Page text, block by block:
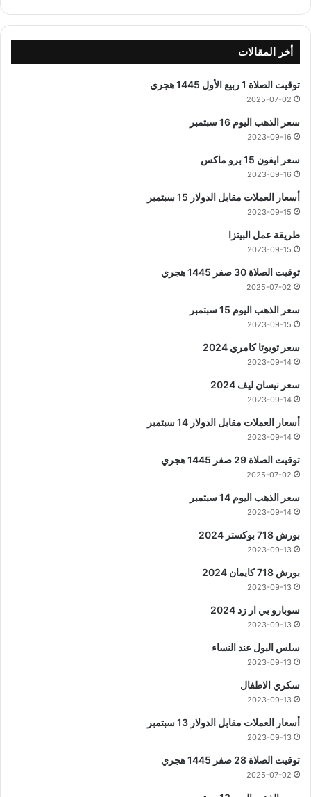
أخر المقالات
توقيت الصلاة 1 ربيع الأول 1445 هجري
2025-07-02
سعر الذهب اليوم 16 سبتمبر
2023-09-16
سعر ايفون 15 برو ماكس
2023-09-16
أسعار العملات مقابل الدولار 15 سبتمبر
2023-09-15
طريقة عمل البيتزا
2023-09-15
توقيت الصلاة 30 صفر 1445 هجري
2025-07-02
سعر الذهب اليوم 15 سبتمبر
2023-09-15
سعر تويوتا كامري 2024
2023-09-14
سعر نيسان ليف 2024
2023-09-14
أسعار العملات مقابل الدولار 14 سبتمبر
2023-09-14
توقيت الصلاة 29 صفر 1445 هجري
2025-07-02
سعر الذهب اليوم 14 سبتمبر
2023-09-14
بورش 718 بوكستر 2024
2023-09-13
بورش 718 كايمان 2024
2023-09-13
سوبارو بي ار زد 2024
2023-09-13
سلس البول عند النساء
2023-09-13
سكري الاطفال
2023-09-13
أسعار العملات مقابل الدولار 13 سبتمبر
2023-09-13
توقيت الصلاة 28 صفر 1445 هجري
2025-07-02